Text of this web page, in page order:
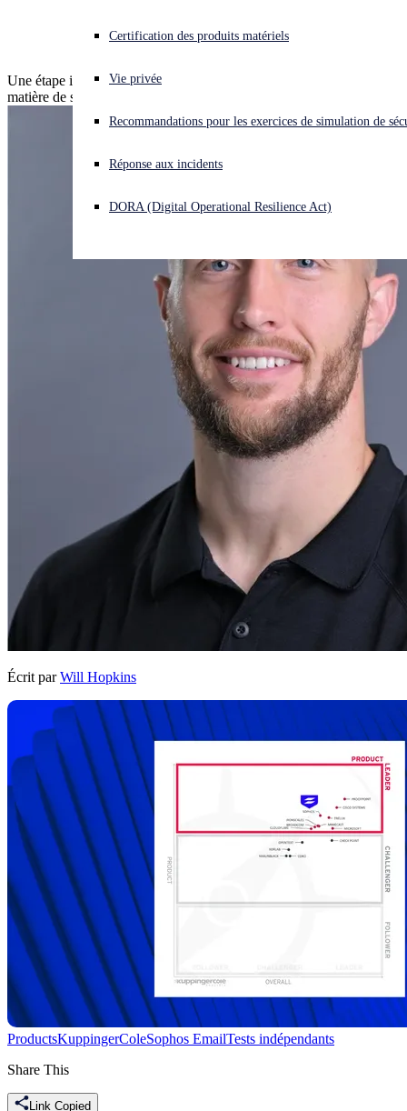
Vous subissez une cyberattaque ? Obtenez une aide immédiate.
Open search
Open language switcher
Certification des produits matériels
Vie privée
Recommandations pour les exercices de simulation de
Réponse aux incidents
DORA (Digital Operational Resilience Act)
Email Security
Une étape importante qui témoigne de nos progrès constants en
matière de sécurité de la messagerie.
Écrit par Will Hopkins
ProductsKuppingerColeSophos EmailTests indépendants
Share This
Link Copied